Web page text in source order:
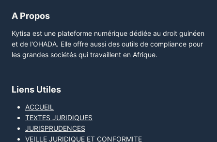
A Propos
Kytisa est une plateforme numérique dédiée au droit guinéen
et de l'OHADA. Elle offre aussi des outils de compliance pour
les grandes sociétés qui travaillent en Afrique.
Liens Utiles
ACCUEIL
TEXTES JURIDIQUES
JURISPRUDENCES
VEILLE JURIDIQUE ET CONFORMITE